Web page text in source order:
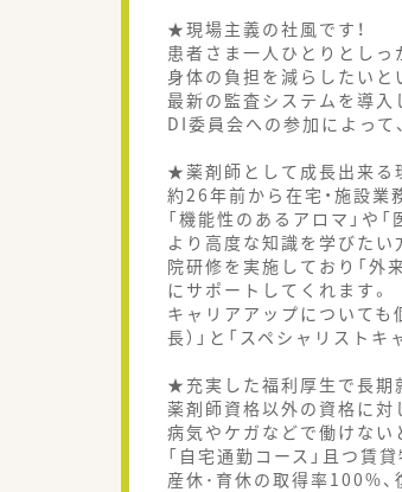
★現場主義の社風です！
患者さま一人ひとりとし
身体の負担を減らしたいと
最新の監査システムを導入
DI委員会への参加によって
★薬剤師として成長出来る
約26年前から在宅・施設業
「機能性のあるアロマ」や
より高度な知識を学びたい
院研修を実施しており「外
にサポートしてくれます。
キャリアアップについて
長）」と「スペシャリスト
★充実した福利厚生で長期
薬剤師資格以外の資格に対
病気やケガなどで働けない
「自宅通勤コース」且つ賃
産休･育休の取得率100%